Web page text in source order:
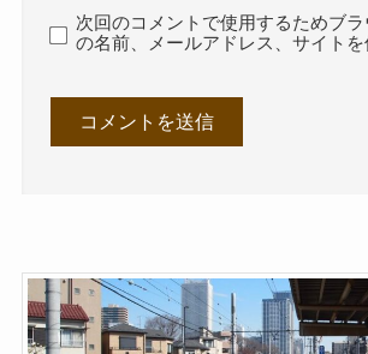
次回のコメントで使用するためブ
の名前、メールアドレス、サイトを